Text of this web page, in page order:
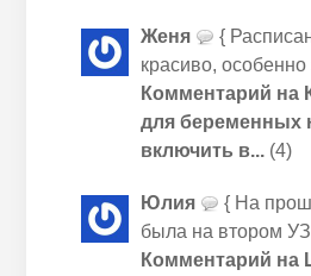
Женя
{
красиво,
Комментарий на
для беременных
включить в...(4)
Юлия
{ На
была на втором
Комментарий на